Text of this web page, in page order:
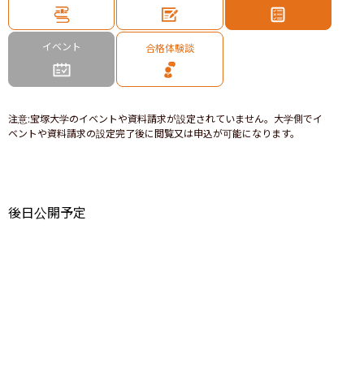
イベント 合格体験談
注意:宝塚大学のイベントや資料請求が設定されていません。大学側でイ
ベントや資料請求の設定完了後に閲覧又は申込が可能になります。
後日公開予定